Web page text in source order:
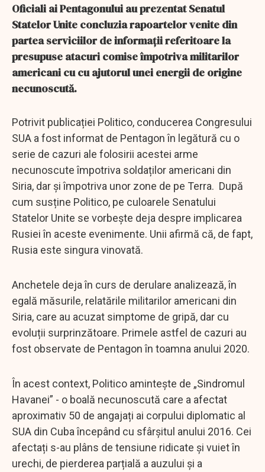
Oficiali ai Pentagonului au prezentat Senatul
Statelor Unite concluzia rapoartelor venite din
partea serviciilor de informații referitoare la
presupuse atacuri comise împotriva militarilor
americani cu cu ajutorul unei energii de origine
necunoscută.
Potrivit publicației Politico, conducerea Congresului
SUA a fost informat de Pentagon în legătură cu o
serie de cazuri ale folosirii acestei arme
necunoscute împotriva soldaților americani din
Siria, dar și împotriva unor zone de pe Terra. După
cum susține Politico, pe culoarele Senatului
Statelor Unite se vorbește deja despre implicarea
Rusiei în aceste evenimente. Unii afirmă că, de fapt,
Rusia este singura vinovată.
Anchetele deja în curs de derulare analizează, în
egală măsurile, relatările militarilor americani din
Siria, care au acuzat simptome de gripă, dar cu
evoluții surprinzătoare. Primele astfel de cazuri au
fost observate de Pentagon în toamna anului 2020.
În acest context, Politico amintește de „Sindromul
Havanei” - o boală necunoscută care a afectat
aproximativ 50 de angajați ai corpului diplomatic al
SUA din Cuba începând cu sfârșitul anului 2016. Cei
afectați s-au plâns de tensiune ridicate și vuiet în
urechi, de pierderea parțială a auzului și a